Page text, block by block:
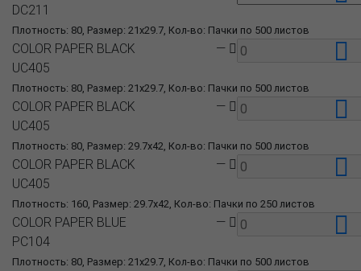
Плотность: 80, Размер: 21x29.7, Кол-во: Пачки по 500 листов
DC211
Плотность: 80, Размер: 21x29.7, Кол-во: Пачки по 500 листов
COLOR PAPER BLACK
UC405
—
Плотность: 80, Размер: 29.7x42, Кол-во: Пачки по 500 листов
COLOR PAPER BLACK
UC405
—
Плотность: 160, Размер: 29.7x42, Кол-во: Пачки по 250 листов
COLOR PAPER BLACK
UC405
—
Плотность: 80, Размер: 21x29.7, Кол-во: Пачки по 500 листов
COLOR PAPER BLUE
PC104
—